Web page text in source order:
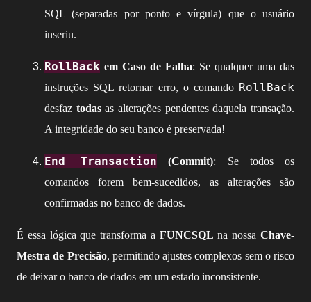
SQL (separadas por ponto e vírgula) que o usuário
inseriu.
RollBack em Caso de Falha: Se qualquer uma das
instruções SQL retornar erro, o comando RollBack
desfaz todasas alterações pendentes daquela transação.
A integridade do seu banco é preservada!
End Transaction (Commit): Se todos os
comandos forem bem-sucedidos, as alterações são
confirmadas no banco de dados.
É essa lógica que transforma a FUNCSQL na nossaChave-
Mestra de Precisão, permitindo ajustes complexos sem o risco
de deixar o banco de dados em um estado inconsistente.